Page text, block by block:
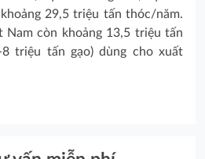
29,5 triệu tấn thóc/năm.
Nam còn khoảng 13,5 triệu tấn
triệu tấn gạo) dùng cho xuất